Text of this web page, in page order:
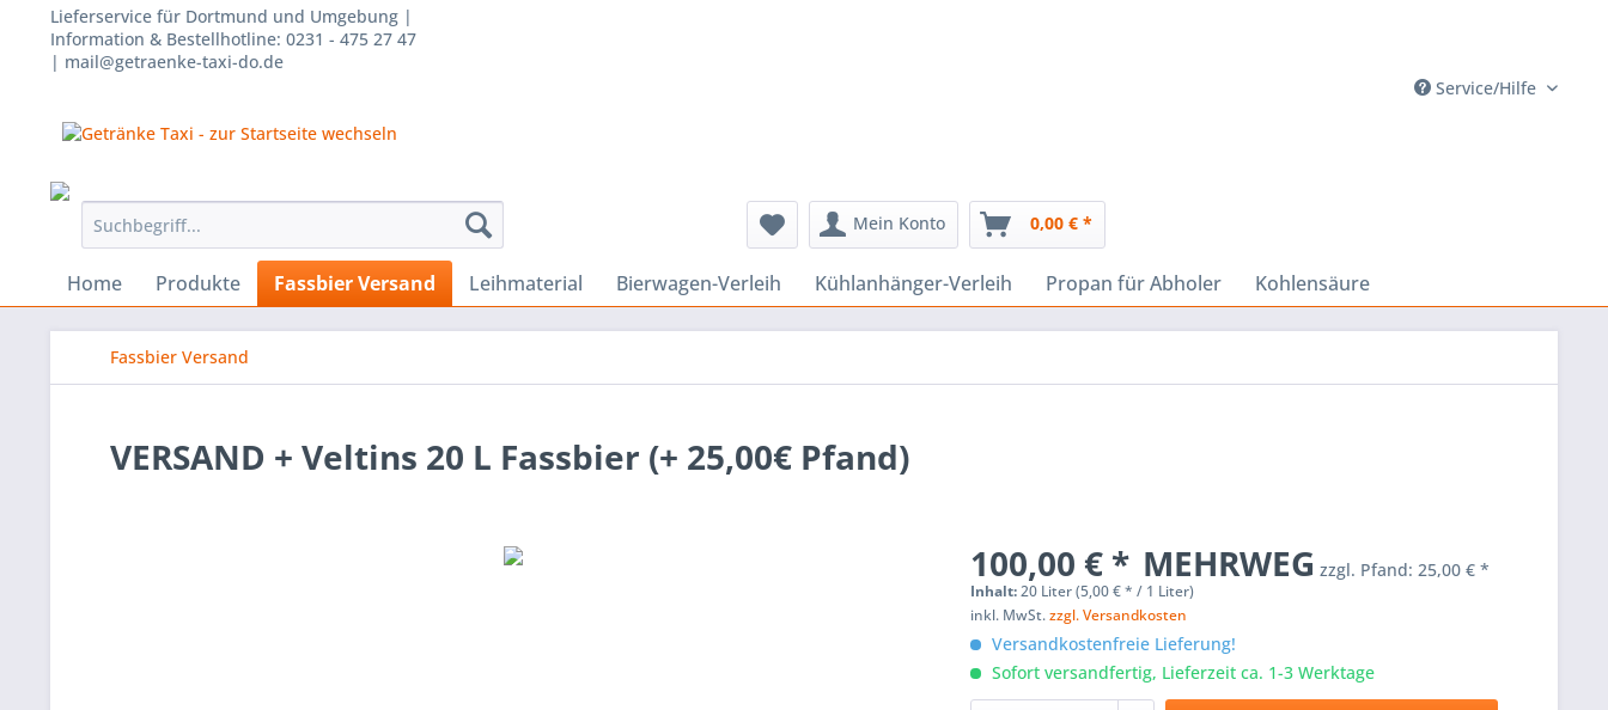
Lieferservice für Dortmund und Umgebung |
Information & Bestellhotline: 0231 - 475 27 47
| mail@getraenke-taxi-do.de
Service/Hilfe
Mein Konto 0,00 € *
Home Produkte Fassbier Versand Leihmaterial Bierwagen-Verleih Kühlanhänger-Verleih Propan für Abholer Kohlensäure
Fassbier Versand
VERSAND + Veltins 20 L Fassbier (+ 25,00€ Pfand)
100,00 € * MEHRWEG zzgl. Pfand: 25,00 € *
Inhalt:20 Liter (5,00 € * / 1 Liter)
inkl. MwSt.zzgl. Versandkosten
Versandkostenfreie Lieferung!
Sofort versandfertig, Lieferzeit ca. 1-3 Werktage